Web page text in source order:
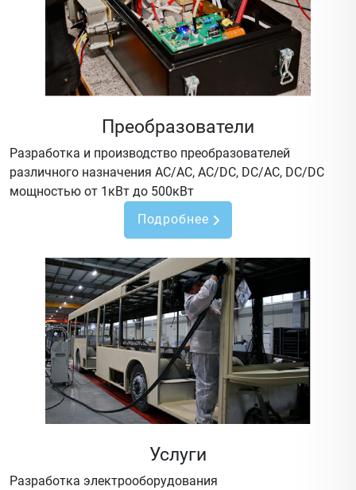
Преобразователи
Разработка и производство преобразователей
различного назначения AC/AC, AC/DC, DC/AC, DC/DC
мощностью от 1кВт до 500кВт
Подробнее
Услуги
Разработка электрооборудования